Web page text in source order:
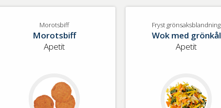
Morotsbiff
Morotsbiff
Apetit
Fryst grönsaksblandning
Wok med grönkål
Apetit